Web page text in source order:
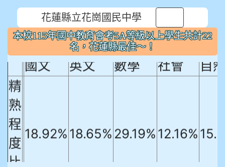
花蓮縣立花崗國民中學
本校115年國中教育會考5A等級以上學生共計22
名，花蓮縣最佳～！
本校115年國中教育會考5A等級以上
學生共計22名，花蓮縣最佳～！
國文
英文 數學 社會
自
精
熟
程
度
比
18.92% 18.65% 29.19% 12.16%